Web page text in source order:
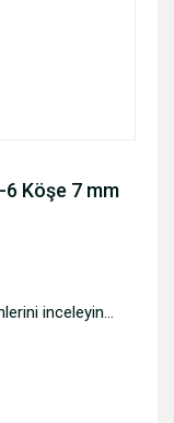
Köşe 7 mm
inceleyin...